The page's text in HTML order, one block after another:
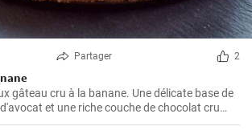
Partager 2
gâteau cru à la banane. Une délicate base de
et une riche couche de chocolat cru
de saveurs.